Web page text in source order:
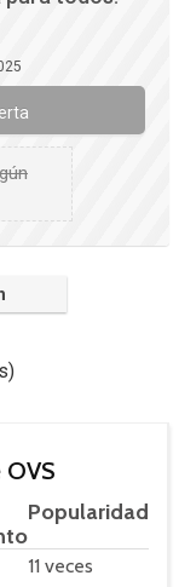
Popularidad
11 veces